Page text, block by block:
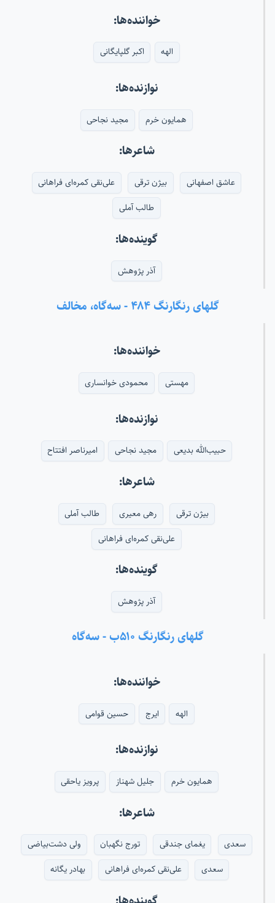
خواننده‌ها:
الهه اکبر گلپایگانی
نوازنده‌ها:
همایون خرم مجید نجاحی
شاعرها:
عاشق اصفهانی بیژن ترقی
علی‌نقی کمره‌ای فراهانی
طالب آملی
گوینده‌ها:
آذر پژوهش
گلهای رنگارنگ ۴۸۴ - سه‌گاه، مخالف
خواننده‌ها:
مهستی محمودی خوانساری
نوازنده‌ها:
حبیب‌الله بدیعی مجید نجاحی امیرناصر افتتاح
شاعرها:
بیژن ترقی رهی معیری
طالب آملی
علی‌نقی کمره‌ای فراهانی
گوینده‌ها:
آذر پژوهش
گلهای رنگارنگ ۵۱۰ب - سه‌گاه
خواننده‌ها:
الهه ایرج حسین قوامی
نوازنده‌ها:
همایون خرم جلیل شهناز پرویز یاحقی
شاعرها:
سعدی یغمای جندقی تورج نگهبان
ولی دشت‌بیاضی
سعدی
علی‌نقی کمره‌ای فراهانی بهادر یگانه